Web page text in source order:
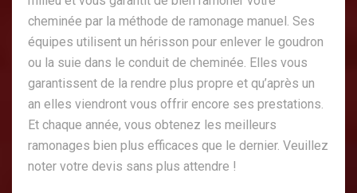
cheminée par la méthode de ramonage manuel. Ses
équipes utilisent un hérisson pour enlever le goudron
ou la suie dans le conduit de cheminée. Elles vous
garantissent de la rendre plus propre et qu’après un
an elles viendront vous offrir encore ses prestations.
Et chaque année, vous obtenez les meilleurs
ramonages bien plus efficaces que le dernier. Veuillez
noter votre devis sans plus attendre !